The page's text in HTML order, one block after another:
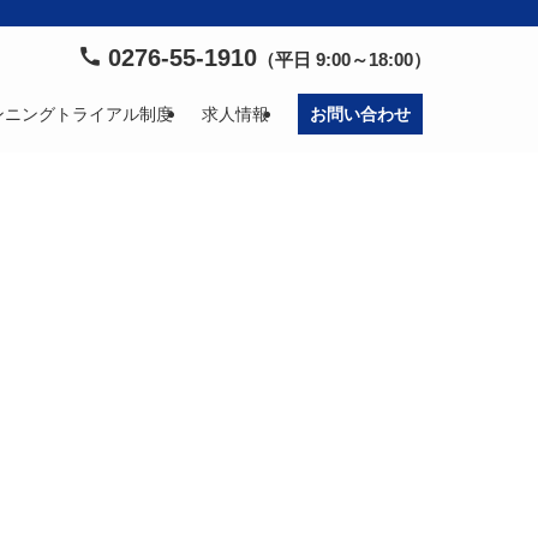
ニングトライアル制度 求人情報 お問い合わせ
0276-55-1910 （平日 9:00～18:00）